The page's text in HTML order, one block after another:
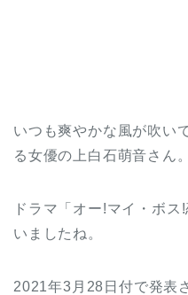
いつも爽やかな風が吹い
る女優の上白石萌音さん。
ドラマ「オー!マイ・ボ
いましたね。
2021年3月28日付で発表